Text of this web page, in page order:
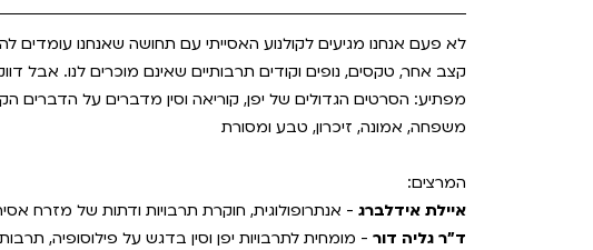
לא פעם אנחנו מגיעים לקולנוע האסייתי עם תחושה שאנחנו עומדים
קצב אחר, טקסים, נופים וקודים תרבותיים שאינם מוכרים לנו. אבל
מפתיע: הסרטים הגדולים של יפן, קוריאה וסין מדברים על הדברים
משפחה, אמונה, זיכרון, טבע ומסורת
המרצים:
איילת אידלברג - אנתרופולוגית, חוקרת תרבויות ודתות של מזרח
ד"ר גליה דור - מומחית לתרבויות יפן וסין בדגש על פילוסופיה,